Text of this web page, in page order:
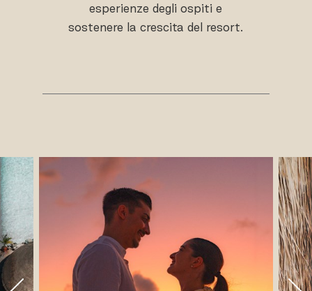
esperienze degli ospiti e
sostenere la crescita del resort.